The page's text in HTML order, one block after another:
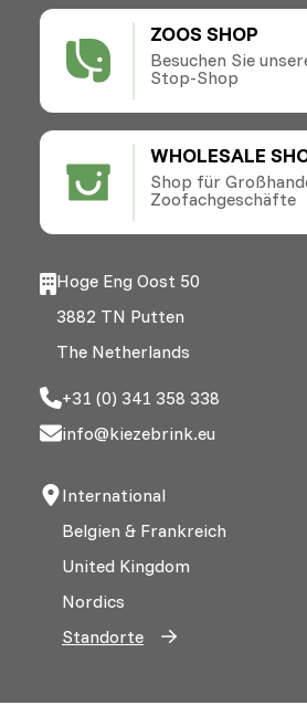
ZOOS SHOP
Besuchen Sie
Stop-Shop
WHOLESALE
Shop für
Zoofachgeschäfte
Hoge Eng Oost 50
3882 TN Putten
The Netherlands
+31 (0) 341 358 338
info@kiezebrink.eu
International
Belgien & Frankreich
United Kingdom
Nordics
Standorte